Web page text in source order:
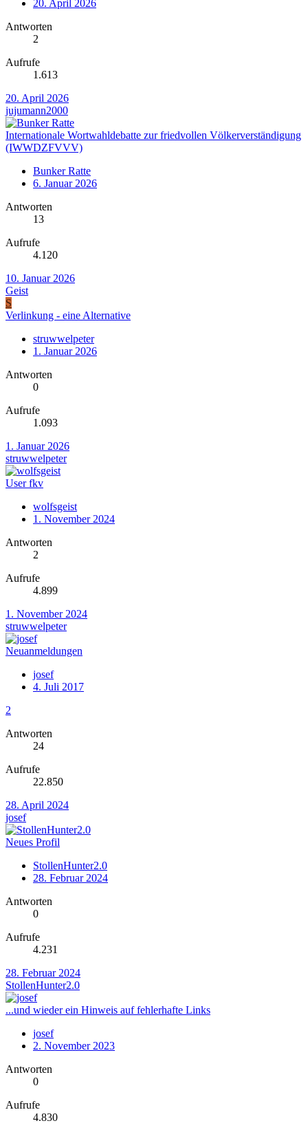
20. April 2026
Antworten
2
Aufrufe
1.613
20. April 2026
jujumann2000
Internationale Wortwahldebatte zur friedvollen Völkerverständigung
(IWWDZFVVV)
Bunker Ratte
6. Januar 2026
Antworten
13
Aufrufe
4.120
10. Januar 2026
Geist
S
Verlinkung - eine Alternative
struwwelpeter
1. Januar 2026
Antworten
0
Aufrufe
1.093
1. Januar 2026
struwwelpeter
User fkv
wolfsgeist
1. November 2024
Antworten
2
Aufrufe
4.899
1. November 2024
struwwelpeter
Neuanmeldungen
josef
4. Juli 2017
2
Antworten
24
Aufrufe
22.850
28. April 2024
josef
Neues Profil
StollenHunter2.0
28. Februar 2024
Antworten
0
Aufrufe
4.231
28. Februar 2024
StollenHunter2.0
...und wieder ein Hinweis auf fehlerhafte Links
josef
2. November 2023
Antworten
0
Aufrufe
4.830